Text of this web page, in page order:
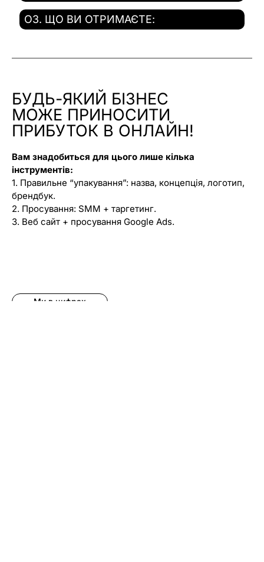
O3. ЩО ВИ ОТРИМАЄТЕ:
БУДЬ-ЯКИЙ БІЗНЕС
МОЖЕ ПРИНОСИТИ
ПРИБУТОК В ОНЛАЙН!
Вам знадобиться для цього лише кілька
інструментів:
1. Правильне “упакування”: назва, концепція, логотип,
брендбук.
2. Просування: SMM + таргетинг.
3. Веб сайт + просування Google Ads.
Ми в цифрах